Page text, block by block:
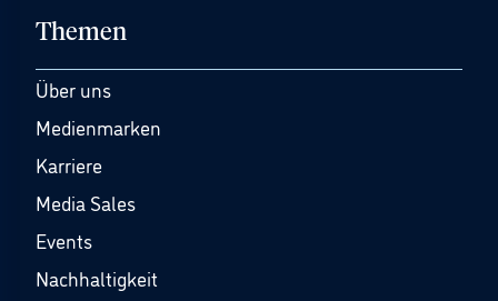
Themen
Über uns
Medienmarken
Karriere
Media Sales
Events
Nachhaltigkeit